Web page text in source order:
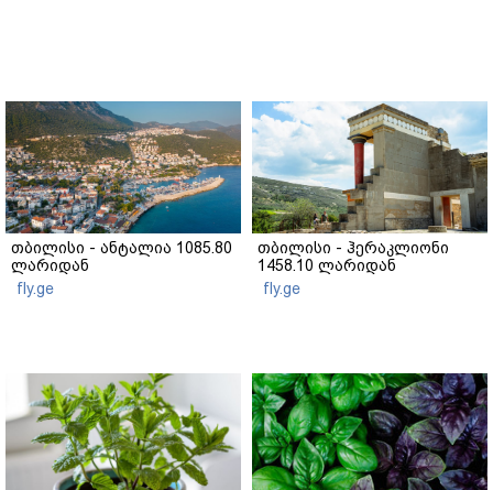
თბილისი - ანტალია 1085.80
ლარიდან
fly.ge
თბილისი - ჰერაკლიონი
1458.10 ლარიდან
fly.ge